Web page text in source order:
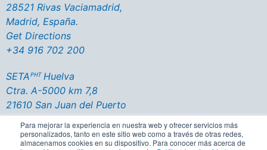
Para mejorar la experiencia en nuestra web y ofrecer servicios más
personalizados, tanto en este sitio web como a través de otras redes,
almacenamos cookies en su dispositivo. Para conocer más acerca de
28521 Rivas Vaciamadrid,
Madrid, España.
Get Directions
+34 916 702 200
SETAᴾᴴᵀ Huelva
Ctra. A-5000 km 7,8
21610 San Juan del Puerto
Huelva - España
Get Directions